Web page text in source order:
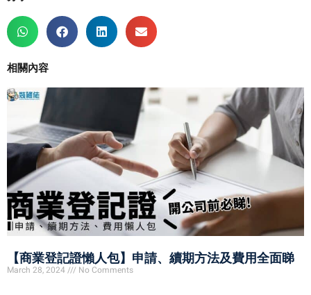
相關內容
【商業登記證懶人包】申請、續期方法及費用全面睇
March 28, 2024 No Comments